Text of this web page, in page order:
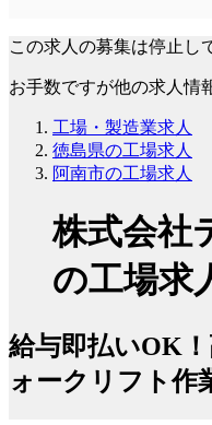
この求人の募集は停止し
お手数ですが他の求人情
工場・製造業求人
徳島県の工場求人
阿南市の工場求人
株式会社
の工場求
給与即払いOK
ォークリフト作